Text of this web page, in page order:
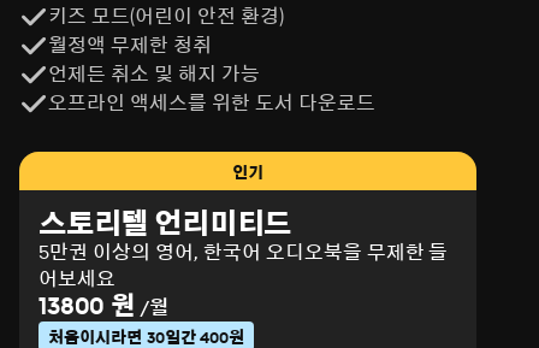
키즈 모드(어린이 안전 환경)
월정액 무제한 청취
언제든 취소 및 해지 가능
오프라인 액세스를 위한 도서 다운로드
인기
스토리텔 언리미티드
5만권 이상의 영어, 한국어 오디오북을 무제한 들
어보세요
13800 원 /월
처음이시라면 30일간 400원